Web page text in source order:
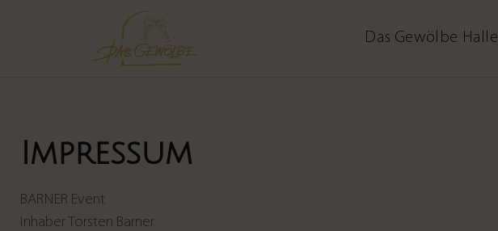
Das Gewölbe Halle
Impressum
BARNER Event
Inhaber Torsten Barner